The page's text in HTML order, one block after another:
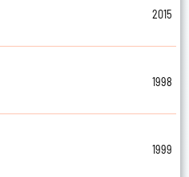
2015
1998
1999